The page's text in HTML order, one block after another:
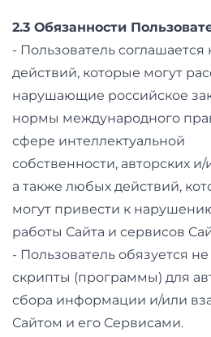
2.3 Обязанности
- Пользователь
действий, которые могут
нарушающие российское
нормы международного
сфере интеллектуальной
собственности, авторских
а также любых действий,
могут привести к
работы Сайта и сервисов
- Пользователь обязуется
скрипты (программы) для
сбора информации и/или
Сайтом и его Сервисами.